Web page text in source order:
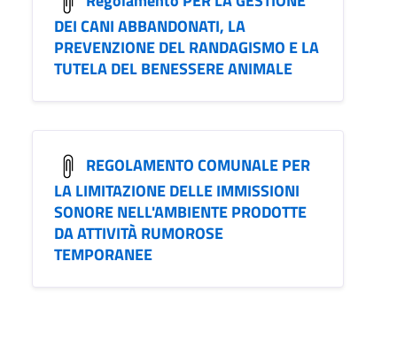
DEI CANI ABBANDONATI, LA
PREVENZIONE DEL RANDAGISMO E LA
TUTELA DEL BENESSERE ANIMALE
REGOLAMENTO COMUNALE PER
LA LIMITAZIONE DELLE IMMISSIONI
SONORE NELL'AMBIENTE PRODOTTE
DA ATTIVITÀ RUMOROSE
TEMPORANEE